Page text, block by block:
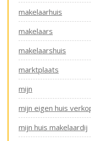
makelaarhuis
makelaars
makelaarshuis
marktplaats
mijn
mijn eigen huis
mijn huis makelaardij